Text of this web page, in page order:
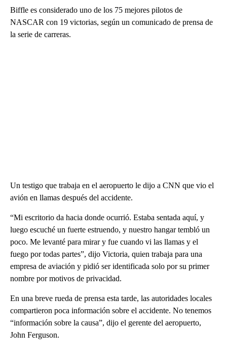
Biffle es considerado uno de los 75 mejores pilotos de
NASCAR con 19 victorias, según un comunicado de prensa de
la serie de carreras.
Un testigo que trabaja en el aeropuerto le dijo a CNN que vio el
avión en llamas después del accidente.
“Mi escritorio da hacia donde ocurrió. Estaba sentada aquí, y
luego escuché un fuerte estruendo, y nuestro hangar tembló un
poco. Me levanté para mirar y fue cuando vi las llamas y el
fuego por todas partes”, dijo Victoria, quien trabaja para una
empresa de aviación y pidió ser identificada solo por su primer
nombre por motivos de privacidad.
En una breve rueda de prensa esta tarde, las autoridades locales
compartieron poca información sobre el accidente. No tenemos
“información sobre la causa”, dijo el gerente del aeropuerto,
John Ferguson.